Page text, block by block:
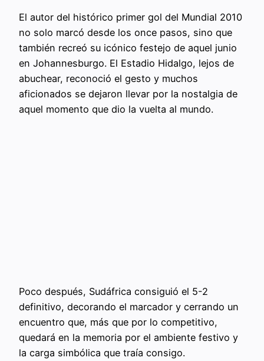
El autor del histórico primer gol del Mundial 2010
no solo marcó desde los once pasos, sino que
también recreó su icónico festejo de aquel junio
en Johannesburgo. El Estadio Hidalgo, lejos de
abuchear, reconoció el gesto y muchos
aficionados se dejaron llevar por la nostalgia de
aquel momento que dio la vuelta al mundo.
Poco después, Sudáfrica consiguió el 5-2
definitivo, decorando el marcador y cerrando un
encuentro que, más que por lo competitivo,
quedará en la memoria por el ambiente festivo y
la carga simbólica que traía consigo.